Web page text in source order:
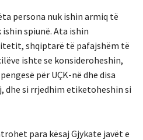
persona nuk ishin armiq të
spiunë. Ata ishin
shqiptarë të pafajshëm të
ishte se konsideroheshin,
për UÇK-në dhe disa
dhe si rrjedhim etiketoheshin si
para kësaj Gjykate javët e